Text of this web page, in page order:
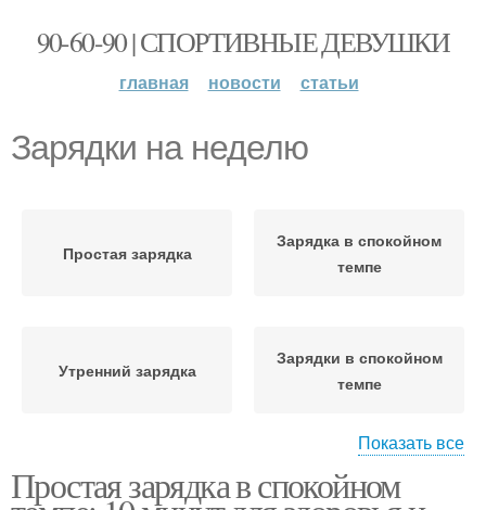
90-60-90 | СПОРТИВНЫЕ ДЕВУШКИ
главная новости статьи
Зарядки на неделю
Простая зарядка
Зарядка в спокойном
темпе
Утренний зарядка
Зарядки в спокойном
темпе
10-минутная зарядка Зарядки для организма
Показать все
Простая зарядка в спокойном